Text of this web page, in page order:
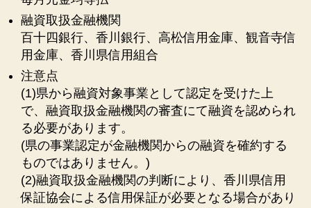
融資取扱金融機関
百十四銀行、香川銀行、高松信用金庫、観音寺信
用金庫、香川県信用組合
注意点
(1)県から融資対象事業として認定を受けた上
で、融資取扱金融機関の審査にて融資を認められ
る必要があります。
(県の事業認定が金融機関からの融資を確約する
ものではありません。)
(2)融資取扱金融機関の判断により、香川県信用
保証協会による信用保証が必要となる場合があり